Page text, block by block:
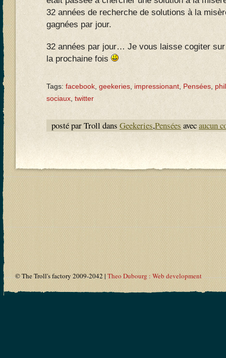
32 années de recherche de solutions à la
gagnées par jour.
32 années par jour… Je vous laisse cogiter
la prochaine fois
Tags: facebook geekeries impressionant Pensées
sociaux twitter
posté par Troll dans Geekeries,Pensées avecaucun
© The Troll's factory 2009-2042 |Theo Dubourg : Web development